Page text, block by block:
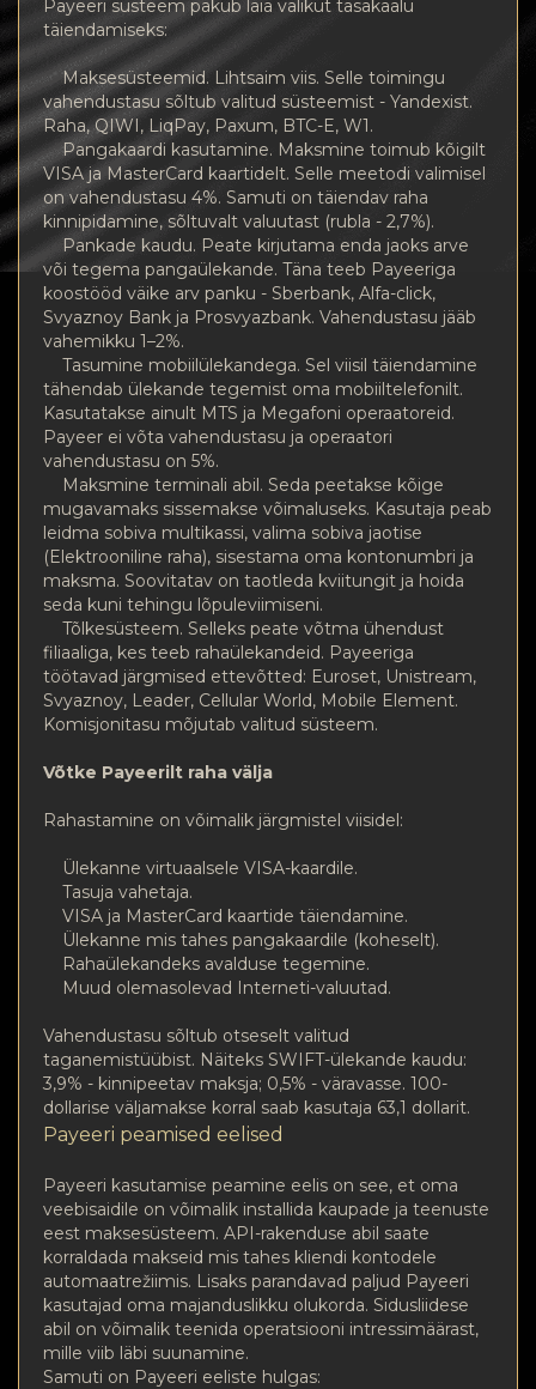
Payeeri süsteem pakub laia valikut tasakaalu
täiendamiseks:
Maksesüsteemid. Lihtsaim viis. Selle toimingu
vahendustasu sõltub valitud süsteemist - Yandexist.
Raha, QIWI, LiqPay, Paxum, BTC-E, W1.
Pangakaardi kasutamine. Maksmine toimub kõigilt
VISA ja MasterCard kaartidelt. Selle meetodi valimisel
on vahendustasu 4%. Samuti on täiendav raha
kinnipidamine, sõltuvalt valuutast (rubla - 2,7%).
Pankade kaudu. Peate kirjutama enda jaoks arve
või tegema pangaülekande. Täna teeb Payeeriga
koostööd väike arv panku - Sberbank, Alfa-click,
Svyaznoy Bank ja Prosvyazbank. Vahendustasu jääb
vahemikku 1–2%.
Tasumine mobiilülekandega. Sel viisil täiendamine
tähendab ülekande tegemist oma mobiiltelefonilt.
Kasutatakse ainult MTS ja Megafoni operaatoreid.
Payeer ei võta vahendustasu ja operaatori
vahendustasu on 5%.
Maksmine terminali abil. Seda peetakse kõige
mugavamaks sissemakse võimaluseks. Kasutaja peab
leidma sobiva multikassi, valima sobiva jaotise
(Elektrooniline raha), sisestama oma kontonumbri ja
maksma. Soovitatav on taotleda kviitungit ja hoida
seda kuni tehingu lõpuleviimiseni.
Tõlkesüsteem. Selleks peate võtma ühendust
filiaaliga, kes teeb rahaülekandeid. Payeeriga
töötavad järgmised ettevõtted: Euroset, Unistream,
Svyaznoy, Leader, Cellular World, Mobile Element.
Komisjonitasu mõjutab valitud süsteem.
Võtke Payeerilt raha välja
Rahastamine on võimalik järgmistel viisidel:
Ülekanne virtuaalsele VISA-kaardile.
Tasuja vahetaja.
VISA ja MasterCard kaartide täiendamine.
Ülekanne mis tahes pangakaardile (koheselt).
Rahaülekandeks avalduse tegemine.
Muud olemasolevad Interneti-valuutad.
Vahendustasu sõltub otseselt valitud
taganemistüübist. Näiteks SWIFT-ülekande kaudu:
3,9% - kinnipeetav maksja; 0,5% - väravasse. 100-
dollarise väljamakse korral saab kasutaja 63,1 dollarit.
Payeeri peamised eelised
Payeeri kasutamise peamine eelis on see, et oma
veebisaidile on võimalik installida kaupade ja teenuste
eest maksesüsteem. API-rakenduse abil saate
korraldada makseid mis tahes kliendi kontodele
automaatrežiimis. Lisaks parandavad paljud Payeeri
kasutajad oma majanduslikku olukorda. Sidusliidese
abil on võimalik teenida operatsiooni intressimäärast,
mille viib läbi suunamine.
Samuti on Payeeri eeliste hulgas: